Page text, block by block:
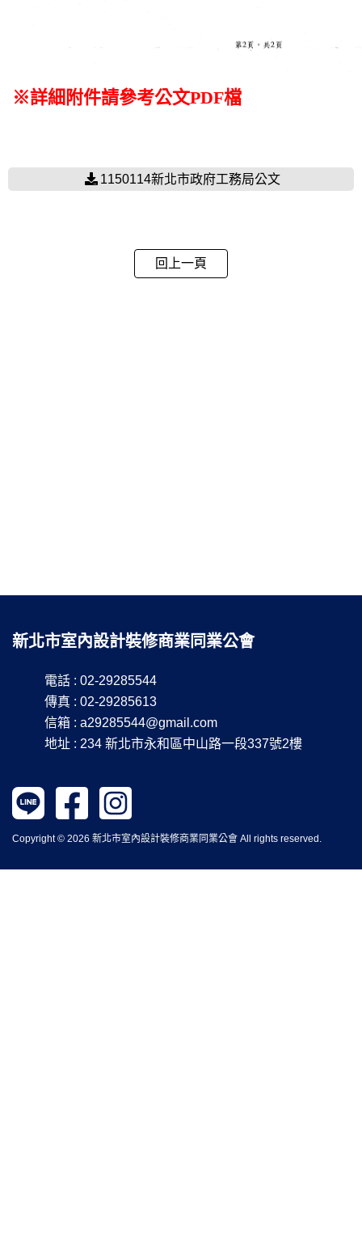
※詳細附件請參考公文PDF檔
1150114新北市政府工務局公文
回上一頁
新北市室內設計裝修商業同業公會
電話 : 02-29285544
傳真 : 02-29285613
信箱 : a29285544@gmail.com
地址 : 234 新北市永和區中山路一段337號2樓
Copyright © 2026 新北市室內設計裝修商業同業公會 All rights reserved.